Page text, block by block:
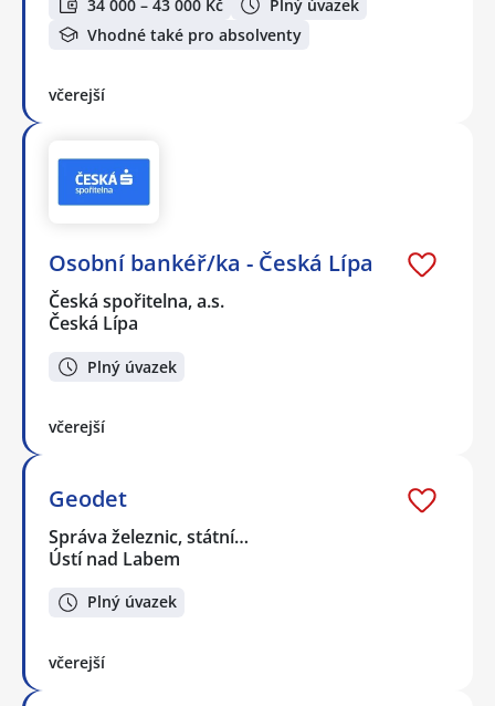
34 000 – 43 000 Kč
Plný úvazek
Vhodné také pro absolventy
včerejší
Osobní bankéř/ka - Česká Lípa
Česká spořitelna, a.s.
Česká Lípa
Plný úvazek
včerejší
Geodet
Správa železnic, státní…
Ústí nad Labem
Plný úvazek
včerejší